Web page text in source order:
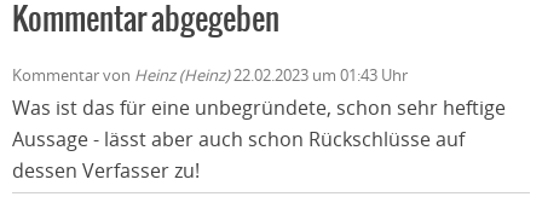
Kommentar abgegeben
Kommentar von Heinz (Heinz)22.02.2023 um 01:43 Uhr
Was ist das für eine unbegründete, schon sehr heftige
Aussage - lässt aber auch schon Rückschlüsse auf
dessen Verfasser zu!